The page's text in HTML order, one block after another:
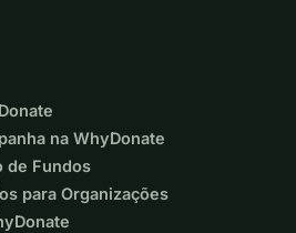
na WhyDonate
de Fundos
para Organizações